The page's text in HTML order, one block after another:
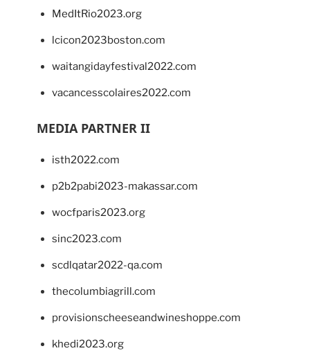
MedItRio2023.org
lcicon2023boston.com
waitangidayfestival2022.com
vacancesscolaires2022.com
MEDIA PARTNER II
isth2022.com
p2b2pabi2023-makassar.com
wocfparis2023.org
sinc2023.com
scdlqatar2022-qa.com
thecolumbiagrill.com
provisionscheeseandwineshoppe.com
khedi2023.org